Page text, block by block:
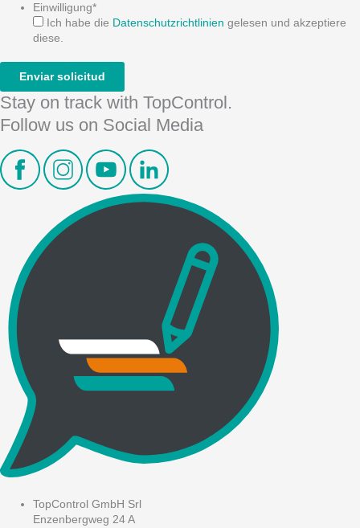
Einwilligung*
Ich habe die Datenschutzrichtlinien gelesen und akzeptiere
diese.
Stay on track with TopControl.
Follow us on Social Media
TopControl GmbH Srl
Enzenbergweg 24 A